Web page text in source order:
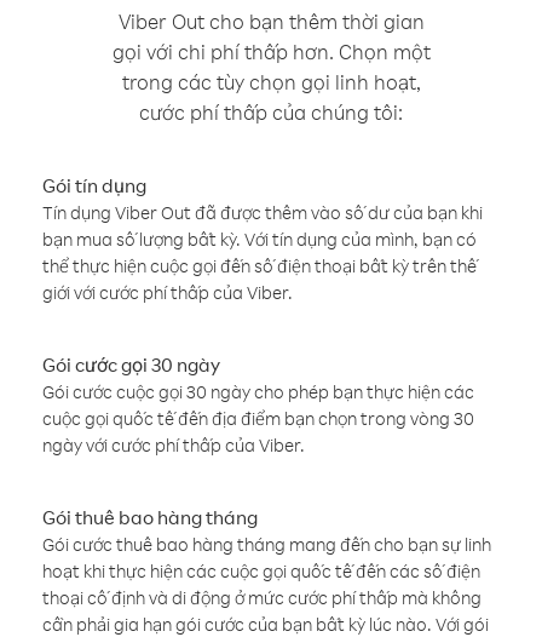
Viber Out cho bạn thêm thời gian
gọi với chi phí thấp hơn. Chọn một
trong các tùy chọn gọi linh hoạt,
cước phí thấp của chúng tôi:
Gói tín dụng
Tín dụng Viber Out đã được thêm vào số dư của bạn khi
bạn mua số lượng bất kỳ. Với tín dụng của mình, bạn có
thể thực hiện cuộc gọi đến số điện thoại bất kỳ trên thế
giới với cước phí thấp của Viber.
Gói cước gọi 30 ngày
Gói cước cuộc gọi 30 ngày cho phép bạn thực hiện các
cuộc gọi quốc tế đến địa điểm bạn chọn trong vòng 30
ngày với cước phí thấp của Viber.
Gói thuê bao hàng tháng
Gói cước thuê bao hàng tháng mang đến cho bạn sự linh
hoạt khi thực hiện các cuộc gọi quốc tế đến các số điện
thoại cố định và di động ở mức cước phí thấp mà không
cần phải gia hạn gói cước của bạn bất kỳ lúc nào. Với gói